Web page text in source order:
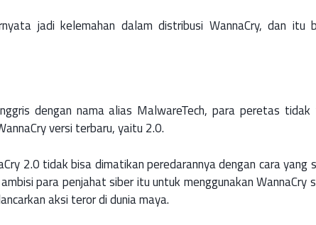
jadi kelemahan dalam distribusi WannaCry, dan itu
dengan nama alias MalwareTech, para peretas tidak
versi terbaru, yaitu 2.0.
2.0 tidak bisa dimatikan peredarannya dengan cara yang
para penjahat siber itu untuk menggunakan WannaCry
aksi teror di dunia maya.